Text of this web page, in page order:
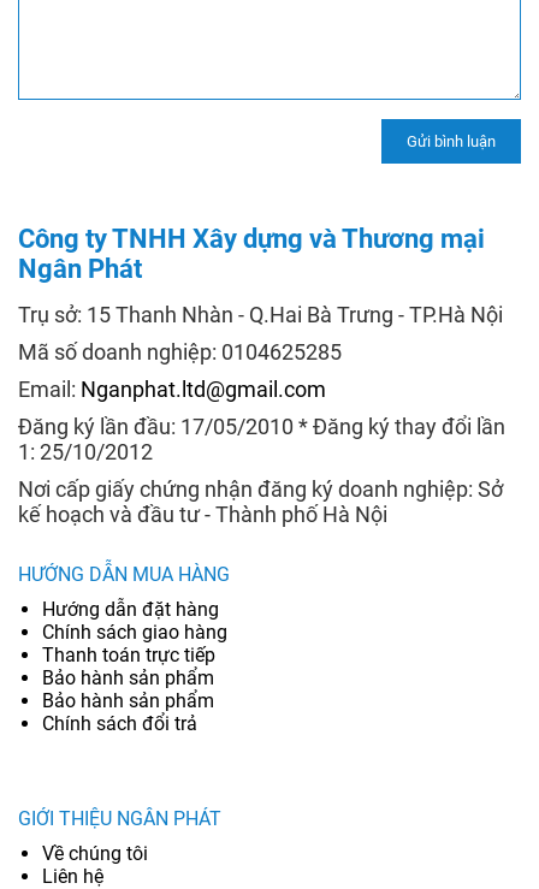
Công ty TNHH Xây dựng và Thương mại
Ngân Phát
Trụ sở: 15 Thanh Nhàn - Q.Hai Bà Trưng - TP.Hà Nội
Mã số doanh nghiệp: 0104625285
Email: Nganphat.ltd@gmail.com
Đăng ký lần đầu: 17/05/2010 * Đăng ký thay đổi lần
1: 25/10/2012
Nơi cấp giấy chứng nhận đăng ký doanh nghiệp: Sở
kế hoạch và đầu tư - Thành phố Hà Nội
HƯỚNG DẪN MUA HÀNG
Hướng dẫn đặt hàng
Chính sách giao hàng
Thanh toán trực tiếp
Bảo hành sản phẩm
Bảo hành sản phẩm
Chính sách đổi trả
GIỚI THIỆU NGÂN PHÁT
Về chúng tôi
Liên hệ